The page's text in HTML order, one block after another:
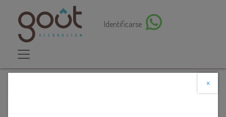
Identificarse
×